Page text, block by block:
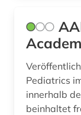
berlin (3)
Pediatrics
innerhalb
beinhaltet